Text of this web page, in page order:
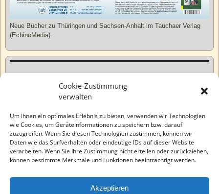
Cookie-Zustimmung
verwalten
Um Ihnen ein optimales Erlebnis zu bieten, verwenden wir Technologien
wie Cookies, um Geräteinformationen zu speichern bzw. darauf
zuzugreifen. Wenn Sie diesen Technologien zustimmen, können wir
Daten wie das Surfverhalten oder eindeutige IDs auf dieser Website
verarbeiten. Wenn Sie Ihre Zustimmung nicht erteilen oder zurückziehen,
können bestimmte Merkmale und Funktionen beeinträchtigt werden.
Akzeptieren
Neue Bücher zu Thüringen und Sachsen-Anhalt im Tauchaer Verlag
(EchinoMedia).
Varia